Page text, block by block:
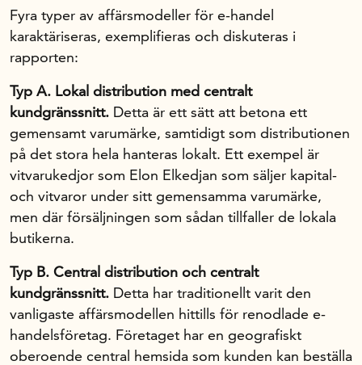
Fyra typer av affärsmodeller för e-handel
karaktäriseras, exemplifieras och diskuteras i
rapporten:
Typ A. Lokal distribution med centralt
kundgränssnitt. Detta är ett sätt att betona ett
gemensamt varumärke, samtidigt som distributionen
på det stora hela hanteras lokalt. Ett exempel är
vitvarukedjor som Elon Elkedjan som säljer kapital-
och vitvaror under sitt gemensamma varumärke,
men där försäljningen som sådan tillfaller de lokala
butikerna.
Typ B. Central distribution och centralt
kundgränssnitt. Detta har traditionellt varit den
vanligaste affärsmodellen hittills för renodlade e-
handelsföretag. Företaget har en geografiskt
oberoende central hemsida som kunden kan beställa